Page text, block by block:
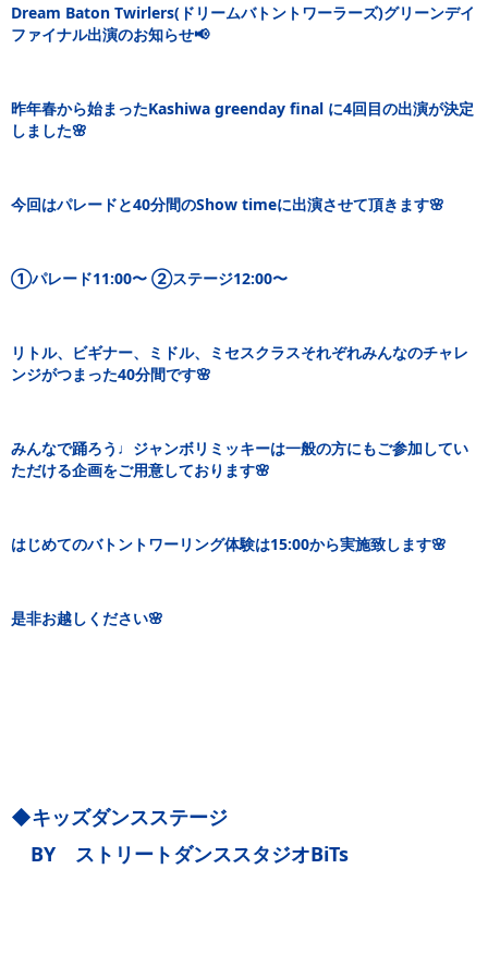
Dream Baton Twirlers(ドリームバトントワーラーズ)グリーンデイ
ファイナル出演のお知らせ📢
昨年春から始まったKashiwa greenday final に4回目の出演が決定
しました🌸
今回はパレードと40分間のShow timeに出演させて頂きます🌸
①パレード11:00〜 ②ステージ12:00〜
リトル、ビギナー、ミドル、ミセスクラスそれぞれみんなのチャレ
ンジがつまった40分間です🌸
みんなで踊ろう♩ジャンボリミッキーは一般の方にもご参加してい
ただける企画をご用意しております🌸
はじめてのバトントワーリング体験は15:00から実施致します🌸
是非お越しください🌸
◆キッズダンスステージ
BY ストリートダンススタジオBiTs